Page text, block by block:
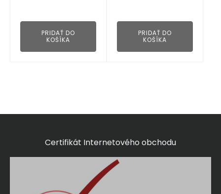
PRIDAŤ DO
KOŠÍKA
PRIDAŤ DO
KOŠÍKA
Certifikát Internetového obchodu